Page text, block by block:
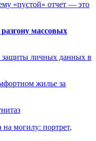
«пустой» отчет — это
массовых
защиты личных данных в
жилье за
могилу: портрет,